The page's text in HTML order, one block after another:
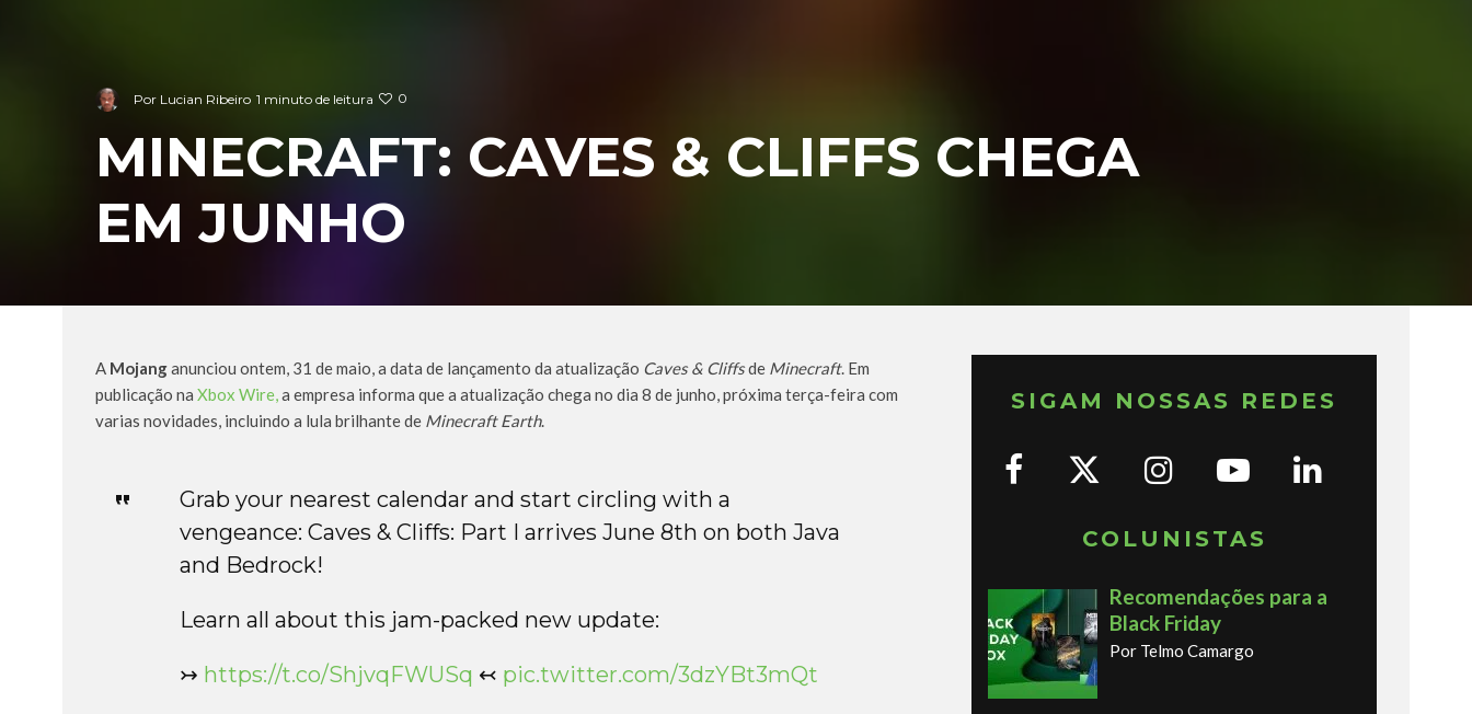
Por Lucian Ribeiro 1 minuto de leitura 0
MINECRAFT: CAVES & CLIFFS CHEGA
EM JUNHO
A Mojanganunciou ontem, 31 de maio, a data de lançamento da atualização Caves & Cliffsde Minecraft. Em
publicação na Xbox Wire,a empresa informa que a atualização chega no dia 8 de junho, próxima terça-feira com
varias novidades, incluindo a lula brilhante de Minecraft Earth.
Grab your nearest calendar and start circling with a
vengeance: Caves & Cliffs: Part I arrives June 8th on both Java
and Bedrock!
Learn all about this jam-packed new update:
↣ https://t.co/ShjvqFWUSq ↢ pic.twitter.com/3dzYBt3mQt
SIGAM NOSSAS REDES
COLUNISTAS
Recomendações para a
Black Friday
Por Telmo Camargo